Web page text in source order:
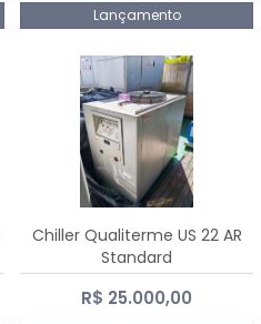
Lançamento
Chiller Qualiterme US 22 AR
Standard
R$ 25.000,00